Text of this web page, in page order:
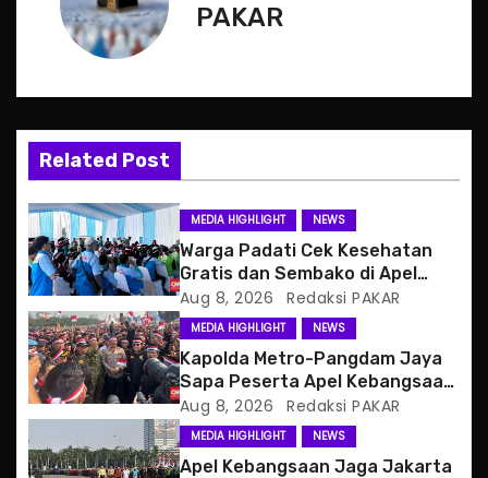
v
i
g
a
t
i
o
n
PAKAR
Related Post
MEDIA HIGHLIGHT NEWS
Warga Padati Cek Kesehatan
Gratis dan Sembako di Apel
Jaga Jakarta
Aug 8, 2026 Redaksi PAKAR
MEDIA HIGHLIGHT NEWS
Kapolda Metro-Pangdam Jaya
Sapa Peserta Apel Kebangsaan
Jaga Jakarta
Aug 8, 2026 Redaksi PAKAR
MEDIA HIGHLIGHT NEWS
Apel Kebangsaan Jaga Jakarta